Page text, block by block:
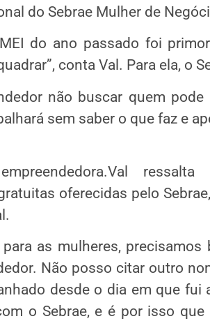
do Sebrae Mulher de
do ano passado foi
conta Val. Para ela, o
não buscar quem
sem saber o que faz e
oferecidas pelo
para as mulheres,
Não posso citar outro
desde o dia em que fui
o Sebrae, e é por isso